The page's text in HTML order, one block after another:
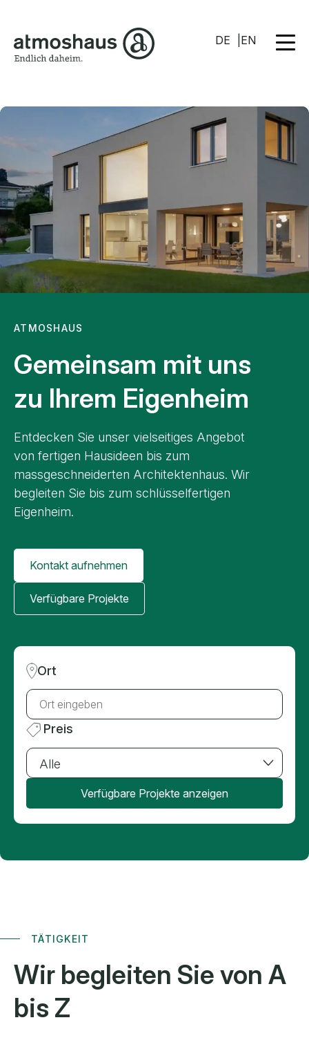
DE EN
ATMOSHAUS
Gemeinsam mit uns
zu Ihrem Eigenheim
Entdecken Sie unser vielseitiges Angebot
von fertigen Hausideen bis zum
massgeschneiderten Architektenhaus. Wir
begleiten Sie bis zum schlüsselfertigen
Eigenheim.
Kontakt aufnehmen
Verfügbare Projekte
Projekte suchen
Ort
Preis
Verfügbare Projekte anzeigen
TÄTIGKEIT
Wir begleiten Sie von A
bis Z